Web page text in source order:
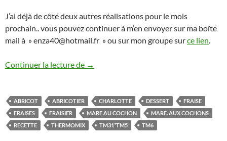
J’ai déjà de côté deux autres réalisations pour le mois
prochain.. vous pouvez continuer à m’en envoyer sur ma boîte
mail à » enza40@hotmail.fr » ou sur mon groupe surce lien.
Continuer la lecture de Mise à l’honneur n°2 de mai : tarte
→
ABRICOT ABRICOTIER CHARLOTTE DESSERT
FRAISE
FRAISES
FRAISIER MARE AU COCHON
MARE. AUX COCHONS
RECETTE
THERMOMIX TM31*TM5 TM6